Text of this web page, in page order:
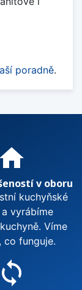
poradně.
home
v oboru
kuchyňské
vyrábíme
Víme
co funguje.
sync